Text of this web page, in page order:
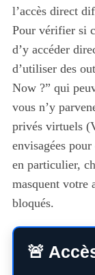
l’accès direct
Pour vérifier si
d’y accéder
d’utiliser des
Now ?” qui
vous n’y
privés virtuels
envisagées
en particulier,
masquent votre
bloqués.
🚨